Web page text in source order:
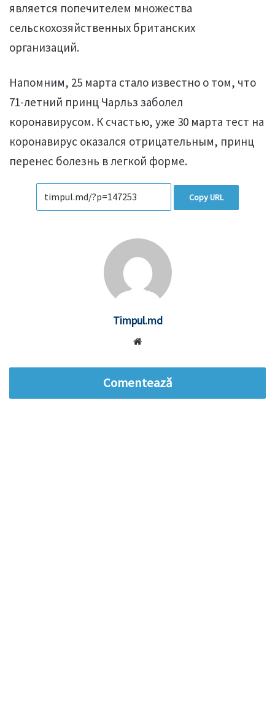
является попечителем множества
сельскохозяйственных британских
организаций.
Напомним, 25 марта стало известно о том, что
71-летний принц Чарльз заболел
коронавирусом. К счастью, уже 30 марта тест на
коронавирус оказался отрицательным, принц
перенес болезнь в легкой форме.
Copy URL
Timpul.md
Comentează